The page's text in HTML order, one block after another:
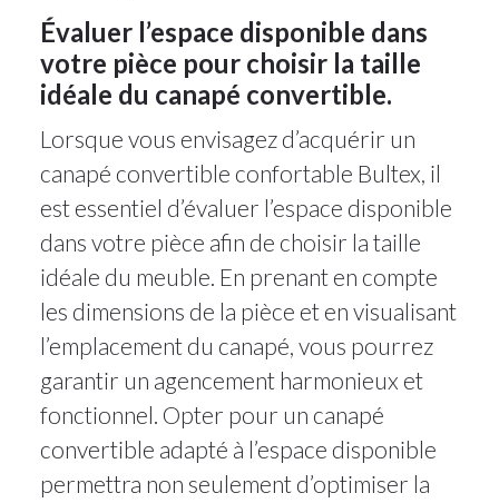
Évaluer l’espace disponible dans
votre pièce pour choisir la taille
idéale du canapé convertible.
Lorsque vous envisagez d’acquérir un
canapé convertible confortable Bultex, il
est essentiel d’évaluer l’espace disponible
dans votre pièce afin de choisir la taille
idéale du meuble. En prenant en compte
les dimensions de la pièce et en visualisant
l’emplacement du canapé, vous pourrez
garantir un agencement harmonieux et
fonctionnel. Opter pour un canapé
convertible adapté à l’espace disponible
permettra non seulement d’optimiser la